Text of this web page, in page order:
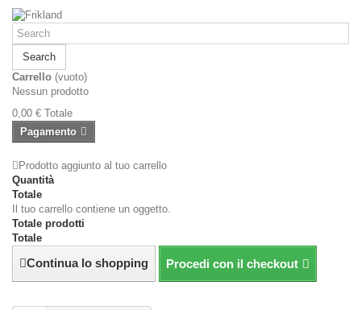
Search
Carrello (vuoto)
Nessun prodotto
0,00 € Totale
Pagamento
Prodotto aggiunto al tuo carrello
Quantità
Totale
Il tuo carrello contiene un oggetto.
Totale prodotti
Totale
Continua lo shopping Procedi con il checkout